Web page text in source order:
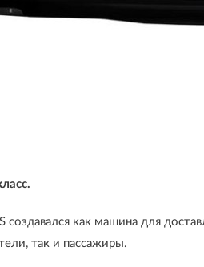
создавался как машина для
так и пассажиры.